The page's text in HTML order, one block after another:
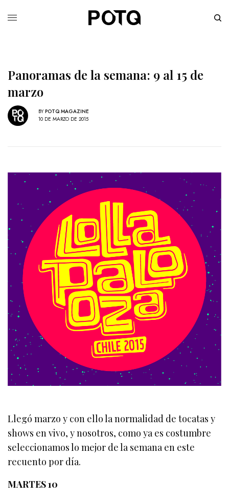
Panoramas de la semana: 9 al 15 de
marzo
BY POTQ MAGAZINE
10 DE MARZO DE 2015
Llegó marzo y con ello la normalidad de tocatas y
shows en vivo, y nosotros, como ya es costumbre
seleccionamos lo mejor de la semana en este
recuento por día.
MARTES 10